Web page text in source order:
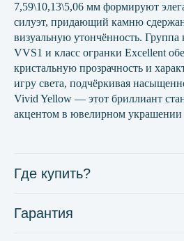
7,59\10,13\5,06 мм формируют
силуэт, придающий камню
визуальную утончённость. Группа
VVS1 и класс огранки Excellent
кристальную прозрачность и
игру света, подчёркивая
Vivid Yellow — этот бриллиант
акцентом в ювелирном украшении
Где купить?
Гарантия